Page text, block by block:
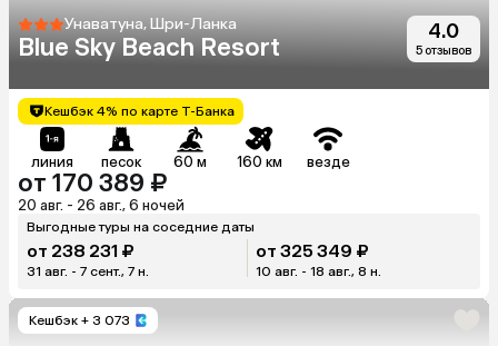
Унаватуна, Шри-Ланка
Blue Sky Beach Resort
4.0
5 отзывов
Кешбэк 4% по карте Т-Банка
линия песок 60 м 160 км везде
от 170 389 ₽
20 авг. - 26 авг., 6 ночей
Выгодные туры на соседние даты
от 238 231 ₽
31 авг. - 7 сент., 7 н.
от 325 349 ₽
10 авг. - 18 авг., 8 н.
Кешбэк + 3 073